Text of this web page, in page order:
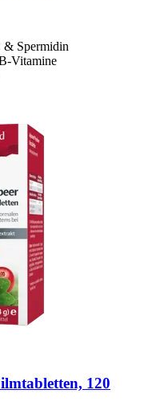
Spermidin
Vitamine
120